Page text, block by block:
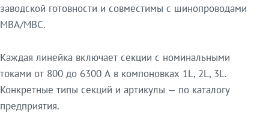
заводской готовности и совместимы с шинопроводами
МВА/МВС.
Каждая линейка включает секции с номинальными
токами от 800 до 6300 А в компоновках 1L, 2L, 3L.
Конкретные типы секций и артикулы — по каталогу
предприятия.